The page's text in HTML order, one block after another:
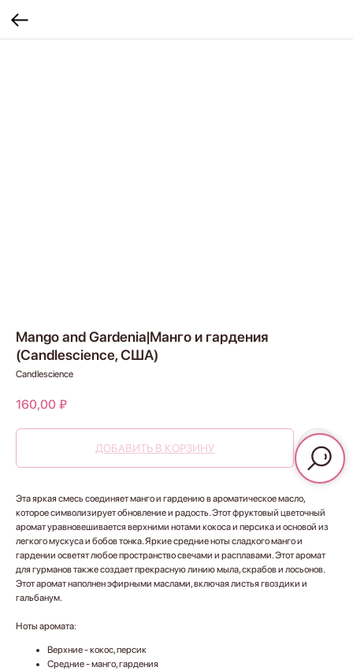
Mango and Gardenia|Манго и гардения
(Candlescience, США)
Candlescience
160,00 ₽
ДОБАВИТЬ В КОРЗИНУ
Эта яркая смесь соединяет манго и гардению в ароматическое масло,
которое символизирует обновление и радость. Этот фруктовый цветочный
аромат уравновешивается верхними нотами кокоса и персика и основой из
легкого мускуса и бобов тонка. Яркие средние ноты сладкого манго и
гардении осветят любое пространство свечами и расплавами. Этот аромат
для гурманов также создает прекрасную линию мыла, скрабов и лосьонов.
Этот аромат наполнен эфирными маслами, включая листья гвоздики и
гальбанум.
Ноты аромата:
Верхние - кокос, персик
Средние - манго, гардения